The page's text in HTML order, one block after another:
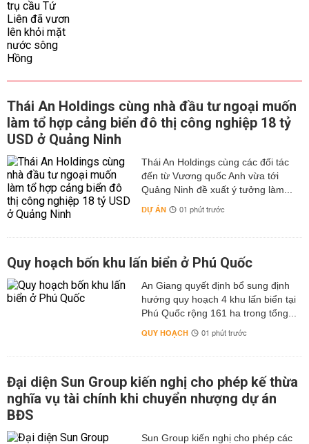
Thái An Holdings cùng nhà đầu tư ngoại muốn
làm tổ hợp cảng biển đô thị công nghiệp 18 tỷ
USD ở Quảng Ninh
Thái An Holdings cùng các đối tác
đến từ Vương quốc Anh vừa tới
Quảng Ninh đề xuất ý tưởng làm...
DỰ ÁN 01 phút trước
Quy hoạch bốn khu lấn biển ở Phú Quốc
An Giang quyết định bổ sung định
hướng quy hoạch 4 khu lấn biển tại
Phú Quốc rộng 161 ha trong tổng...
QUY HOẠCH 01 phút trước
Đại diện Sun Group kiến nghị cho phép kế thừa
nghĩa vụ tài chính khi chuyển nhượng dự án
BĐS
Sun Group kiến nghị cho phép các